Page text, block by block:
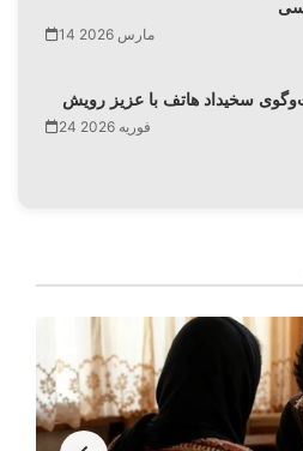
14 مارس 2026
سخیداد هاتف با عزیز رویش
24 فوریه 2026